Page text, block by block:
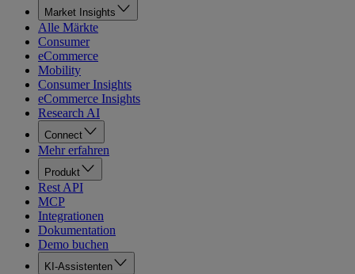
Market Insights
Alle Märkte
Consumer
eCommerce
Mobility
Consumer Insights
eCommerce Insights
Research AI
Connect
Mehr erfahren
Produkt
Rest API
MCP
Integrationen
Dokumentation
Demo buchen
KI-Assistenten